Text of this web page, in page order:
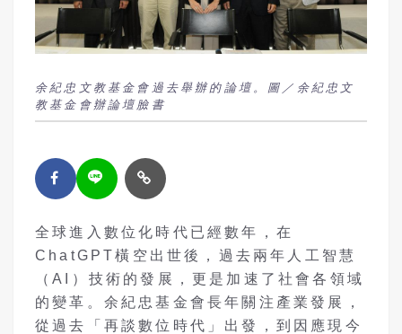
余紀忠文教基金會過去舉辦的論壇。圖／余紀忠文
教基金會辦論壇臉書
全球進入數位化時代已經數年，在
ChatGPT橫空出世後，過去兩年人工智慧
（AI）技術的發展，更是加速了社會各領域
的變革。余紀忠基金會長年關注產業發展，
從過去「再談數位時代」出發，到因應現今